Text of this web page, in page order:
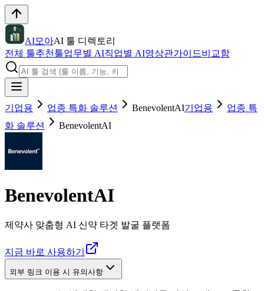
AI모아AI 툴 디렉토리
전체 툴추천툴업무별 AI직업별 AI영상관가이드비교함
기업용 업종 특화 솔루션 BenevolentAI기업용
업종 특
화 솔루션
BenevolentAI
BenevolentAI
제약사 맞춤형 AI 신약 타겟 발굴 플랫폼
지금 바로 사용하기
외부 링크 이용 시 유의사항